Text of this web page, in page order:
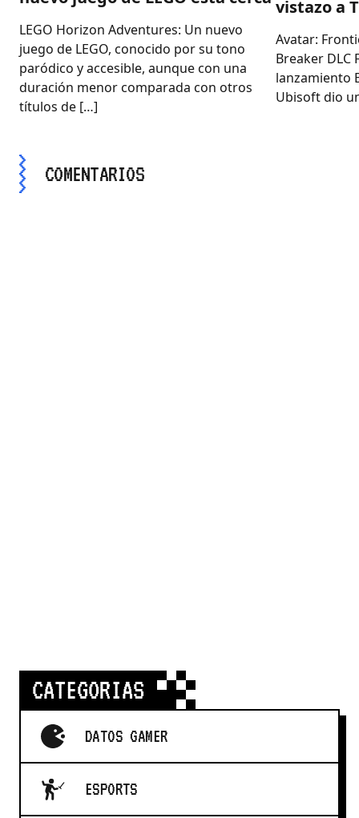
LEGO Horizon Adventures: Un nuevo
juego de LEGO, conocido por su tono
paródico y accesible, aunque con una
duración menor comparada con otros
títulos de […]
vistazo a
Avatar:
Breaker DLC
lanzamiento
Ubisoft dio
COMENTARIOS
CATEGORIAS
DATOS GAMER
ESPORTS